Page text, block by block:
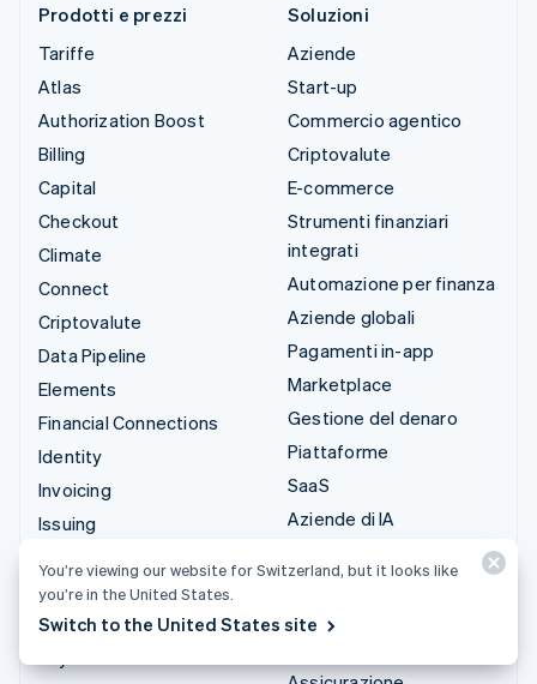
Prodotti e prezzi
Tariffe
Atlas
Authorization Boost
Billing
Capital
Checkout
Climate
Connect
Criptovalute
Data Pipeline
Elements
Financial Connections
Identity
Invoicing
Issuing
Managed Payments
Link di pagamento
Soluzioni
Aziende
Start-up
Commercio agentico
Criptovalute
E-commerce
Strumenti finanziari
integrati
Automazione per finanza
Aziende globali
Pagamenti in-app
Marketplace
Gestione del denaro
Piattaforme
SaaS
Aziende di IA
Gaming
Ospitalità, viaggi e
You’re viewing our website for Switzerland, but it looks like
you’re in the United States.
Switch to the United States site